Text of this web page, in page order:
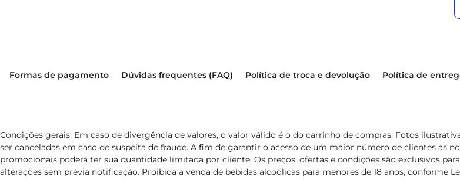
Formas de pagamento Dúvidas frequentes (FAQ) Política de troca e devolução Política de
Condições gerais: Em caso de divergência de valores, o valor válido é o do carrinho de compras. Fotos
ser canceladas em caso de suspeita de fraude. A fim de garantir o acesso de um maior número de clientes as
promocionais poderá ter sua quantidade limitada por cliente. Os preços, ofertas e condições são exclusivos
alterações sem prévia notificação. Proibida a venda de bebidas alcoólicas para menores de 18 anos, conforme